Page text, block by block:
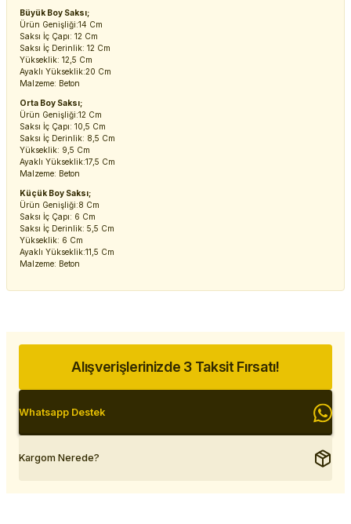
Büyük Boy Saksı;
Ürün Genişliği:14 Cm
Saksı İç Çapı: 12 Cm
Saksı İç Derinlik: 12 Cm
Yükseklik: 12,5 Cm
Ayaklı Yükseklik:20 Cm
Malzeme: Beton
Orta Boy Saksı;
Ürün Genişliği:12 Cm
Saksı İç Çapı: 10,5 Cm
Saksı İç Derinlik: 8,5 Cm
Yükseklik: 9,5 Cm
Ayaklı Yükseklik:17,5 Cm
Malzeme: Beton
Küçük Boy Saksı;
Ürün Genişliği:8 Cm
Saksı İç Çapı: 6 Cm
Saksı İç Derinlik: 5,5 Cm
Yükseklik: 6 Cm
Ayaklı Yükseklik:11,5 Cm
Malzeme: Beton
Alışverişlerinizde 3 Taksit Fırsatı!
Whatsapp Destek
Kargom Nerede?